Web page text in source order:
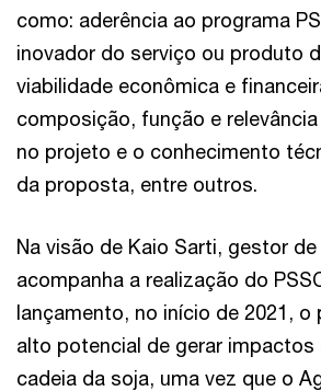
como: aderência ao programa
inovador do serviço ou produto
viabilidade econômica e
composição, função e
no projeto e o conhecimento
da proposta, entre outros.
Na visão de Kaio Sarti, gestor
acompanha a realização do
lançamento, no início de 2021, o
alto potencial de gerar impactos
cadeia da soja, uma vez que o